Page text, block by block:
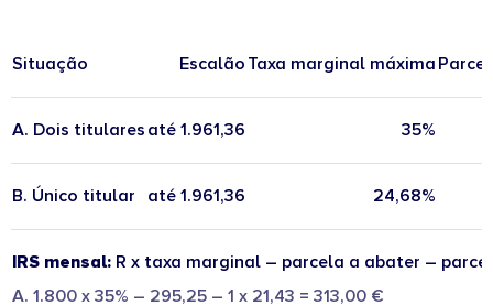
Situação Escalão Taxa marginal máxima
A. Dois titulares até 1.961,36 35%
B. Único titular até 1.961,36 24,68%
IRS mensal: R x taxa marginal – parcela a abater –
A. 1.800 x 35% – 295,25 – 1 x 21,43 = 313,00 €